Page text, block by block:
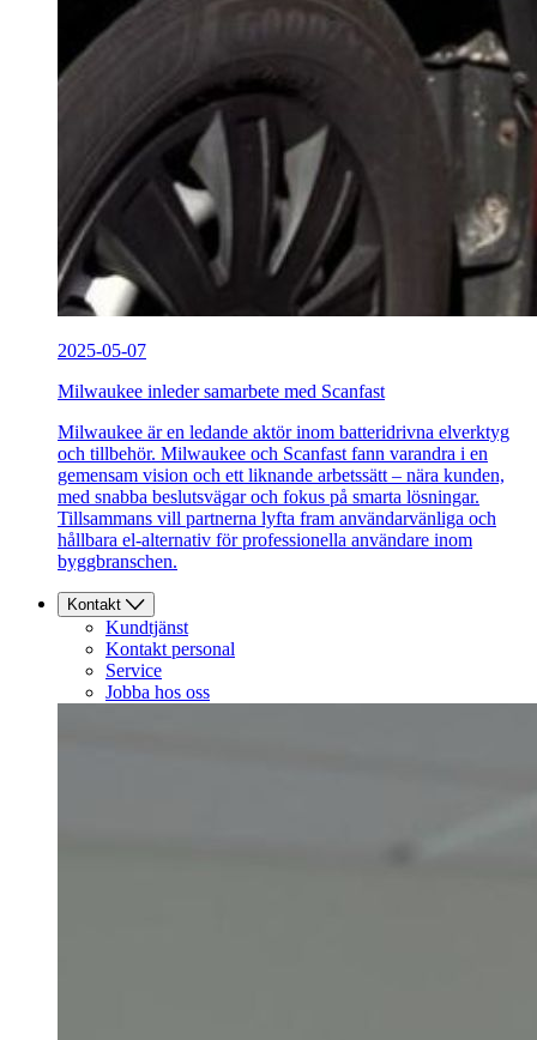
2025-05-07
Milwaukee inleder samarbete med Scanfast
Milwaukee är en ledande aktör inom batteridrivna elverktyg
och tillbehör. Milwaukee och Scanfast fann varandra i en
gemensam vision och ett liknande arbetssätt – nära kunden,
med snabba beslutsvägar och fokus på smarta lösningar.
Tillsammans vill partnerna lyfta fram användarvänliga och
hållbara el-alternativ för professionella användare inom
byggbranschen.
Kontakt
Kundtjänst
Kontakt personal
Service
Jobba hos oss